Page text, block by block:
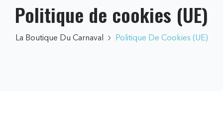
Politique de cookies (UE)
La Boutique Du Carnaval Politique De Cookies (UE)